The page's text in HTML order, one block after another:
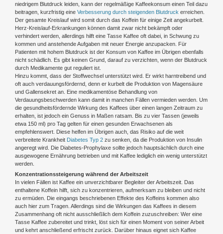
niedrigem Blutdruck leiden, kann der regelmäßige Kaffeekonsum einen Teil dazu
beitragen, kurzfristig eine Verbesserung durch steigenden Blutdruck erreichen.
Der gesamte Kreislauf wird somit durch das Koffein für einige Zeit angekurbelt.
Herz-Kreislauf-Erkrankungen können damit zwar nicht bekämpft oder
verhindert werden, allerdings hilft eine Tasse Kaffee oft dabei, in Schwung zu
kommen und anstehende Aufgaben mit neuer Energie anzupacken. Für
Patienten mit hohem Blutdruck ist der Konsum von Kaffee im Übrigen ebenfalls
nicht schädlich. Es gibt keinen Grund, darauf zu verzichten, wenn der Blutdruck
durch Medikamente gut reguliert ist.
Hinzu kommt, dass der Stoffwechsel unterstützt wird. Er wirkt harntreibend und
oft auch verdauungsfördernd, denn er kurbelt die Produktion von Magensäure
und Gallensekret an. Eine medikamentöse Behandlung von
Verdauungsbeschwerden kann damit in manchen Fällen vermieden werden. Um
die gesundheitsfördernde Wirkung des Kaffees über einen langen Zeitraum zu
erhalten, ist jedoch ein Genuss in Maßen ratsam. Bis zu vier Tassen (jeweils
etwa 150 ml) pro Tag gelten für einen gesunden Erwachsenen als
empfehlenswert. Diese helfen im Übrigen auch, das Risiko auf die weit
verbreitete Krankheit Diabetes Typ 2 zu senken, da die Produktion von Insulin
angeregt wird. Die Diabetes-Prophylaxe sollte jedoch hauptsächlich durch eine
ausgewogene Ernährung betrieben und mit Kaffee lediglich ein wenig unterstützt
werden.
Konzentrationssteigerung während der Arbeitszeit
In vielen Fällen ist Kaffee ein unverzichtbarer Begleiter der Arbeitszeit. Das
enthaltene Koffein hilft, sich zu konzentrieren, aufmerksam zu bleiben und nicht
zu ermüden. Die eingangs beschriebenen Effekte des Koffeins kommen also
auch hier zum Tragen. Allerdings sind die Wirkungen das Kaffees in diesem
Zusammenhang oft nicht ausschließlich dem Koffein zuzuschreiben: Wer eine
Tasse Kaffee zubereitet und trinkt, löst sich für einen Moment von seiner Arbeit
und kehrt anschließend erfrischt zurück. Darüber hinaus eignet sich Kaffee